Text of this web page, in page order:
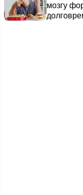
мозгу